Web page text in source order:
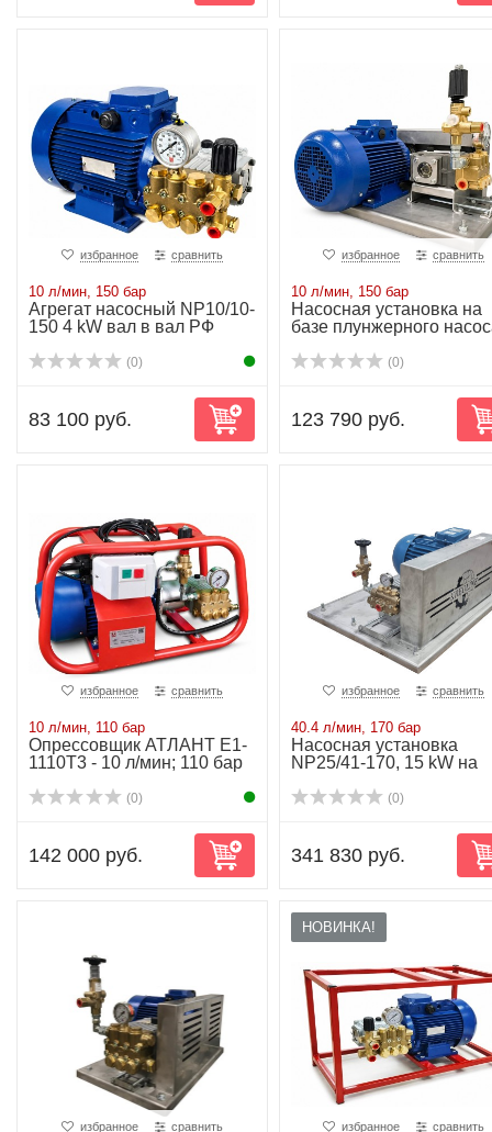
избранное сравнить
10 л/мин, 150 бар
Агрегат насосный NP10/10-
150 4 kW вал в вал РФ
(0)
83 100 руб.
избранное сравнить
10 л/мин, 150 бар
Насосная установка на
базе плунжерного
(0)
123 790 руб.
избранное сравнить
10 л/мин, 110 бар
Опрессовщик АТЛАНТ Е1-
1110Т3 - 10 л/мин; 110 бар
(0)
142 000 руб.
избранное сравнить
40.4 л/мин, 170 бар
Насосная установка
NP25/41-170, 15 kW на
(0)
341 830 руб.
избранное сравнить
НОВИНКА!
избранное сравнить